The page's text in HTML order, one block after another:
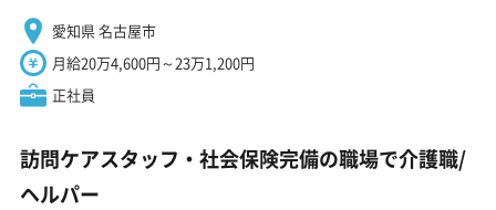
愛知県 名古屋市
月給20万4,600円～23万1,200円
正社員
訪問ケアスタッフ・社会保険完備の職場で介護職/
ヘルパー